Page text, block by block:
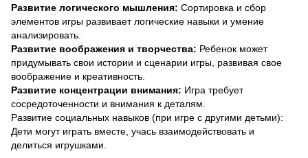
Развитие логического мышления: Сортировка и сбор
элементов игры развивает логические навыки и умение
анализировать.
Развитие воображения и творчества: Ребенок может
придумывать свои истории и сценарии игры, развивая свое
воображение и креативность.
Развитие концентрации внимания: Игра требует
сосредоточенности и внимания к деталям.
Развитие социальных навыков (при игре с другими детьми):
Дети могут играть вместе, учась взаимодействовать и
делиться игрушками.